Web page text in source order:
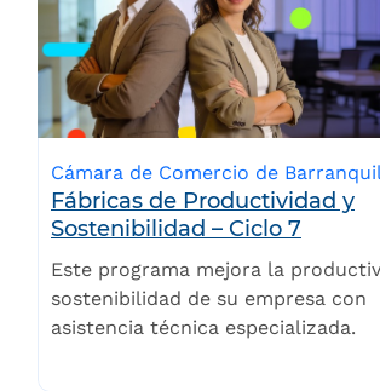
Cámara de Comercio de
Fábricas de Productividad y
Sostenibilidad – Ciclo 7
Este programa mejora la
sostenibilidad de su empresa con
asistencia técnica especializada.